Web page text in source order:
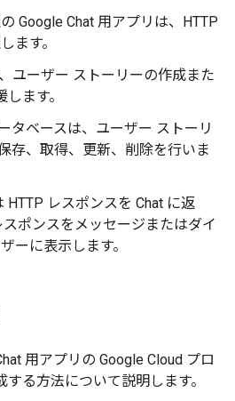
Google Chat 用アプリは、HTTP
ます。
ユーザー ストーリーの作成また
ます。
タベースは、ユーザー ストーリ
存、取得、更新、削除を行いま
HTTP レスポンスを Chat に返
スポンスをメッセージまたはダイ
ーに表示します。
用アプリの Google Cloud プロ
る方法について説明します。